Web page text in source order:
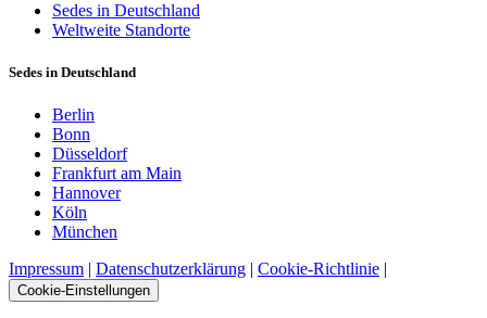
Sedes in Deutschland
Weltweite Standorte
Sedes in Deutschland
Berlin
Bonn
Düsseldorf
Frankfurt am Main
Hannover
Köln
München
Impressum | Datenschutzerklärung | Cookie-Richtlinie |
Cookie-Einstellungen